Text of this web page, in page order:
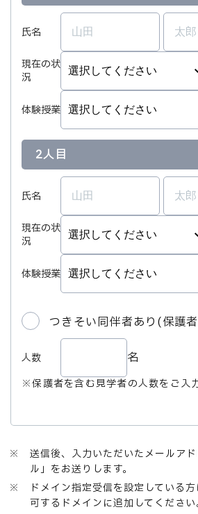
氏名
現在の状
況
体験授業
2人目
氏名
現在の状
況
体験授業
つきそい同伴者あり(保護
人数 名
※保護者を含む見学者の人数をご入
※ 送信後、入力いただいたメールアド
ル」をお送りします。
※ ドメイン指定受信を設定している
可するドメインに追加してください